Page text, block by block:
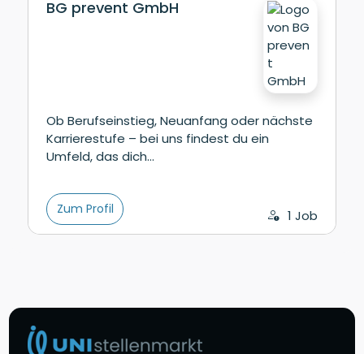
BG prevent GmbH
Ob Berufseinstieg, Neuanfang oder nächste
Karrierestufe – bei uns findest du ein
Umfeld, das dich…
Zum Profil 1 Job